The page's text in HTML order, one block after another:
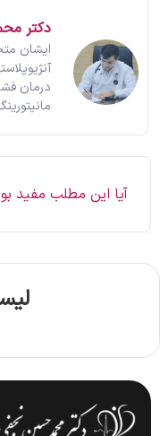
دکتر
ایشان
درمان
آیا این مطلب مفید